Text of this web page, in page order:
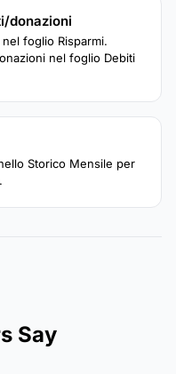
donazioni
foglio Risparmi.
nel foglio Debiti
Storico Mensile per
Say